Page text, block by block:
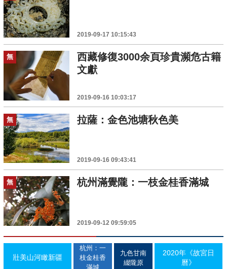
2019-09-17 10:15:43
無
西藏修復3000余頁珍貴瀕危古籍
文獻
2019-09-16 10:03:17
無 拉薩：金色池塘秋色美
2019-09-16 09:43:41
無 杭州滿覺隴：一枝金桂香滿城
2019-09-12 09:59:05
壯美山河瞰新疆
杭州：一
枝金桂香
滿城
九色甘南
綴隴原
2020年《故宮日
曆》